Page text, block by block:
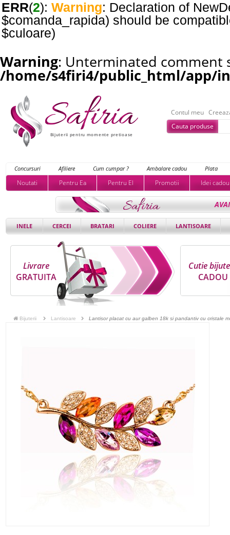
ERR(2): Warning: Declaration of
$comanda_rapida) should be
$culoare)
Warning: Unterminated comment
/home/s4firi4/public_html/app/
Bijuterii pentru momente pretioase
Contul meu
Cauta produse
Concursuri Afiliere Cum cumpar ? Ambalare cadou Plata
Noutati Pentru Ea Pentru El Promotii Idei
INELE CERCEI BRATARI COLIERE LANTISOARE
Livrare
GRATUITA
Cutie
CADOU
Bijuterii Lantisoare Lantisor placat cu aur galben 18k si pandantiv cu cristale